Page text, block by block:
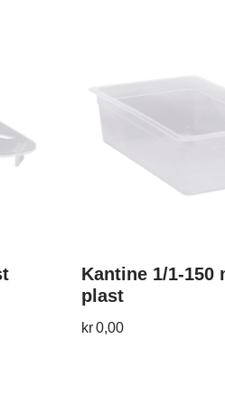
Kantine 1/1-150
plast
kr0,00